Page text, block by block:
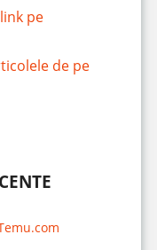
pe
de pe